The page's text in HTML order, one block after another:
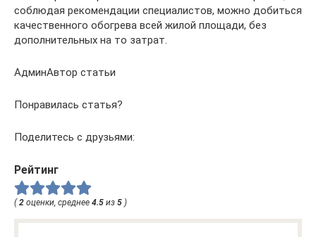
соблюдая рекомендации специалистов, можно добиться
качественного обогрева всей жилой площади, без
дополнительных на то затрат.
АдминАвтор статьи
Понравилась статья?
Поделитесь с друзьями:
Рейтинг
( 2 оценки, среднее 4.5 из 5 )